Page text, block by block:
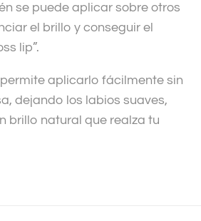
se puede aplicar sobre otros
el brillo y conseguir el
lip”.
aplicarlo fácilmente sin
dejando los labios suaves,
brillo natural que realza tu